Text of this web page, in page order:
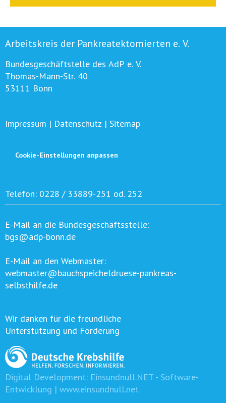
Arbeitskreis der Pankreatektomierten e. V.
Bundesgeschäftstelle des AdP e. V.
Thomas-Mann-Str. 40
53111 Bonn
Impressum | Datenschutz | Sitemap
Cookie-Einstellungen anpassen
Telefon: 0228 / 33889-251 od. 252
E-Mail an die Bundesgeschäftsstelle:
bgs@adp-bonn.de
E-Mail an den Webmaster:
webmaster@bauchspeicheldruese-pankreas-
selbsthilfe.de
Wir danken für die freundliche
Unterstützung und Förderung
Digital Development: Einsundnull.NET - Software-
Entwicklung | www.einsundnull.net